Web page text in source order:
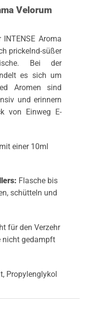
Velorum
Aroma
prickelnd-süßer
Bei der
es sich um
Aromen sind
und erinnern
von Einweg E-
einer 10ml
Flasche bis
schütteln und
für den Verzehr
nicht gedampft
Propylenglykol